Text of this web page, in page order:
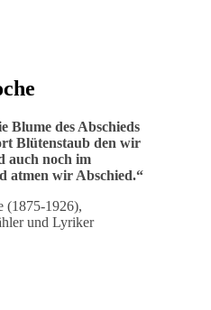
Blume des Abschieds
Blütenstaub den wir
auch noch im
atmen wir Abschied.“
(1875-1926),
und Lyriker